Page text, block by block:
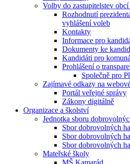
Volby do zastupitelstev
Rozhodnutí
vyhlášení voleb
Kontakty
Informace pro
Dokumenty ke
Kandidáti pro
Prohlášení o
Společně pro
Zajímavé odkazy na
Portál veřejné správy
Zákony digitálně
Organizace a školství
Jednotka sboru
Sbor dobrovolných
Sbor dobrovolných
Sbor dobrovolných
Mateřské školy
MŠ Kamarád